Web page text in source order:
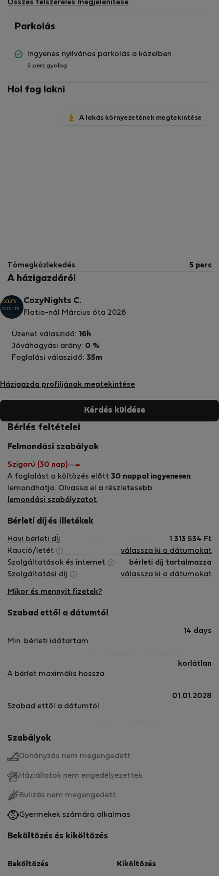
Összes felszerelés megjelenítése
Parkolás
Ingyenes nyilvános parkolás a közelben
5 perc gyalog
Hol fog lakni
A lakás környezetének megtekintése
Tömegközlekedés 5 perc
A házigazdáról
CozyNights C.
Flatio-nál Március óta 2026
Házigazda profiljának megtekintése
Üzenet válaszidő: 16h
Jóváhagyási arány: 0 %
Foglalási válaszidő: 35m
Kérdés küldése
Bérlés feltételei
Felmondási szabályok
Szigorú (30 nap)
A foglalást a költözés előtt 30 nappal ingyenesen
lemondhatja. Olvassa el a részletesebb
lemondási szabályzatot.
Bérletí díj és illetékek
Havi bérleti dÍj 1 313 534 Ft
Kaució/letét
válassza ki a dátumokat
Szolgáltatások és internet
bérleti díj tartalmazza
Szolgáltatási díj
válassza ki a dátumokat
Mikor és mennyit fizetek?
Szabad ettől a dátumtól
Min. bérleti időtartam
14 days
A bérlet maximális hossza
korlátlan
Szabad ettől a dátumtól
01.01.2028
Szabályok
Dohányzás nem megengedett
Háziállatok nem engedélyezettek
Bulizás nem megengedett
Gyermekek számára alkalmas
Beköltözés és kiköltözés
Beköltözés Kiköltözés